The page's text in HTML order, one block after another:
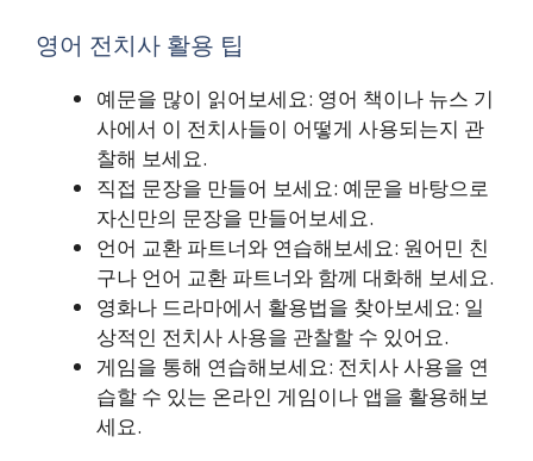
영어 전치사 활용 팁
예문을 많이 읽어보세요: 영어 책이나 뉴스 기
사에서 이 전치사들이 어떻게 사용되는지 관
찰해 보세요.
직접 문장을 만들어 보세요: 예문을 바탕으로
자신만의 문장을 만들어보세요.
언어 교환 파트너와 연습해보세요: 원어민 친
구나 언어 교환 파트너와 함께 대화해 보세요.
영화나 드라마에서 활용법을 찾아보세요: 일
상적인 전치사 사용을 관찰할 수 있어요.
게임을 통해 연습해보세요: 전치사 사용을 연
습할 수 있는 온라인 게임이나 앱을 활용해보
세요.